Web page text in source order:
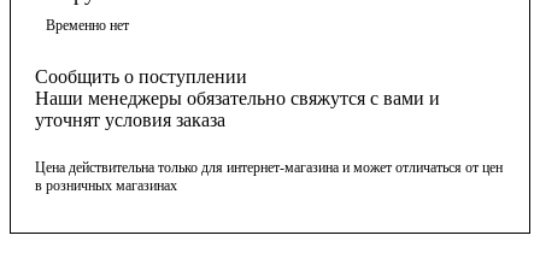
Временно нет
Сообщить о поступлении
Наши менеджеры обязательно свяжутся с вами и
уточнят условия заказа
Цена действительна только для интернет-магазина и может отличаться от цен
в розничных магазинах